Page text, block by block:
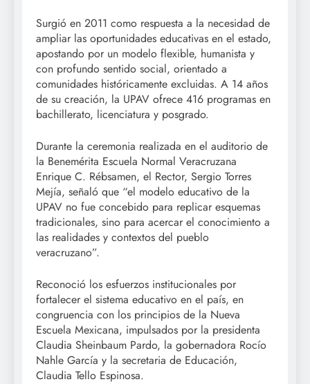
Surgió en 2011 como respuesta a la necesidad de
ampliar las oportunidades educativas en el estado,
apostando por un modelo flexible, humanista y
con profundo sentido social, orientado a
comunidades históricamente excluidas. A 14 años
de su creación, la UPAV ofrece 416 programas en
bachillerato, licenciatura y posgrado.
Durante la ceremonia realizada en el auditorio de
la Benemérita Escuela Normal Veracruzana
Enrique C. Rébsamen, el Rector, Sergio Torres
Mejía, señaló que “el modelo educativo de la
UPAV no fue concebido para replicar esquemas
tradicionales, sino para acercar el conocimiento a
las realidades y contextos del pueblo
veracruzano”.
Reconoció los esfuerzos institucionales por
fortalecer el sistema educativo en el país, en
congruencia con los principios de la Nueva
Escuela Mexicana, impulsados por la presidenta
Claudia Sheinbaum Pardo, la gobernadora Rocío
Nahle García y la secretaria de Educación,
Claudia Tello Espinosa.